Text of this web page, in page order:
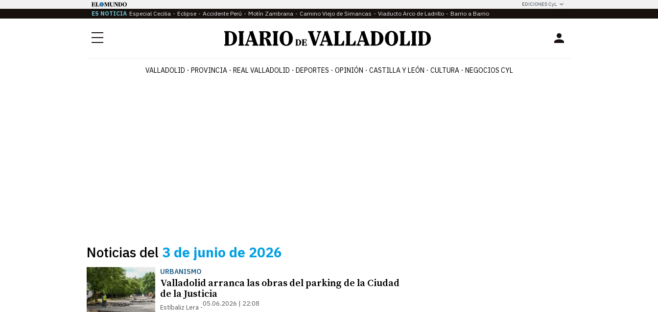
EDICIONES CyL
ES NOTICIA Especial Cecilia Eclipse Accidente Perú Motín Zambrana Camino Viejo de Simancas Viaducto Arco de Ladrillo Barrio a Barrio
Menú Login
VALLADOLID PROVINCIA REAL VALLADOLID DEPORTES OPINIÓN CASTILLA Y LEÓN CULTURA NEGOCIOS CYL
Noticias del 3 de junio de 2026
URBANISMO
Valladolid arranca las obras del parking de la Ciudad
de la Justicia
Estíbaliz Lera 05.06.2026 | 22:08